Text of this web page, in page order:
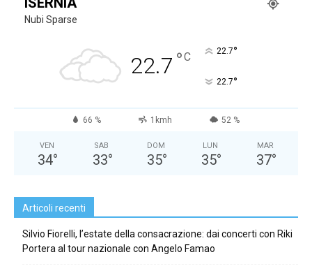
Nubi Sparse
22.7 °C 22.7°
22.7°
66 % 1kmh 52 %
VEN
34°
SAB
33°
DOM
35°
LUN
35°
MAR
37°
Articoli recenti
Silvio Fiorelli, l’estate della consacrazione: dai concerti con Riki
Portera al tour nazionale con Angelo Famao